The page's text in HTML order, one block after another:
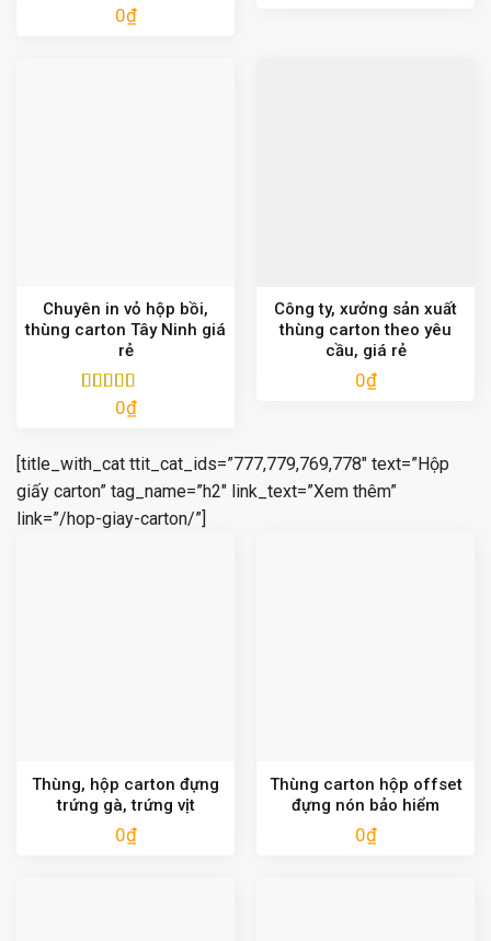
Được xếp
0₫
Chuyên in vỏ hộp bồi,
thùng carton Tây Ninh giá
rẻ
Được xếp
0₫
Công ty, xưởng sản xuất
thùng carton theo yêu
cầu, giá rẻ
0₫
[title_with_cat ttit_cat_ids=”777,779,769,778″ text=”Hộp
giấy carton” tag_name=”h2″ link_text=”Xem thêm”
link=”/hop-giay-carton/”]
Thùng, hộp carton đựng
trứng gà, trứng vịt
0₫
Thùng carton hộp offset
đựng nón bảo hiểm
0₫